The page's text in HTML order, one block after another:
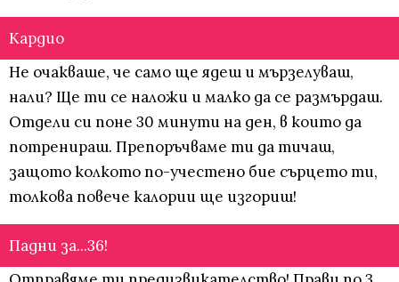
Кардио
Не очакваше, че само ще ядеш и мързелуваш,
нали? Ще ти се наложи и малко да се размърдаш.
Отдели си поне 30 минути на ден, в които да
потренираш. Препоръчваме ти да тичаш,
защото колкото по-учестено бие сърцето ти,
толкова повече калории ще изгориш!
Падни за...36!